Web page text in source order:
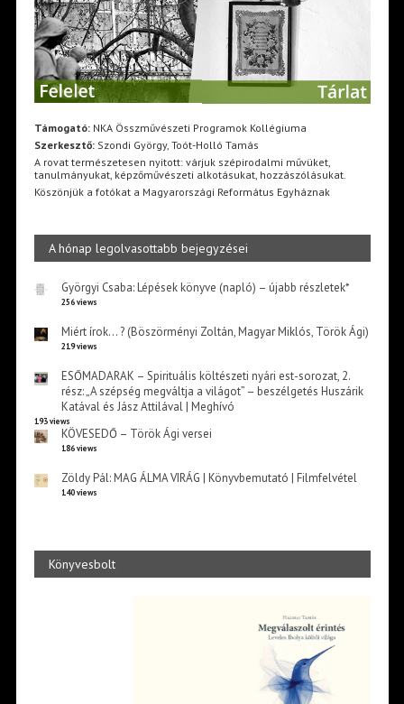
Támogató:NKA Összművészeti Programok Kollégiuma
Szerkesztő:Szondi György, Toót-Holló Tamás
A rovat természetesen nyitott: várjuk szépirodalmi művüket,
tanulmányukat, képzőművészeti alkotásukat, hozzászólásukat.
Köszönjük a fotókat a Magyarországi Református Egyháznak
A hónap legolvasottabb bejegyzései
Györgyi Csaba: Lépések könyve (napló) – újabb részletek*
256 views
Miért írok… ? (Böszörményi Zoltán, Magyar Miklós, Török Ági)
219 views
ESŐMADARAK – Spirituális költészeti nyári est-sorozat, 2.
rész: „A szépség megváltja a világot” – beszélgetés Huszárik
Katával és Jász Attilával | Meghívó
193 views
KÖVESEDŐ – Török Ági versei
186 views
Zöldy Pál: MAG ÁLMA VIRÁG | Könyvbemutató | Filmfelvétel
140 views
Könyvesbolt